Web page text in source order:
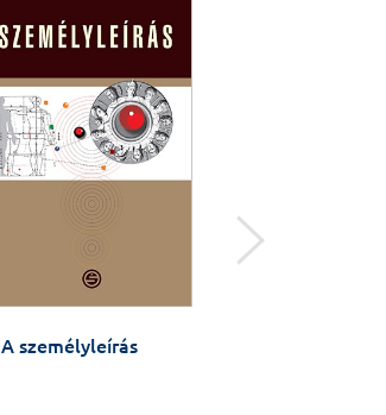
A személyleírás